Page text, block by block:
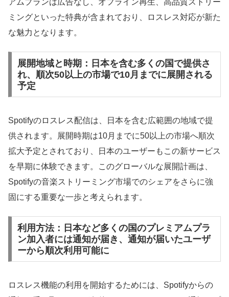
アムプランは広告なし、オフライン再生、高品質ストリー
ミングといった特典が含まれており、ロスレス対応が新た
な魅力となります。
展開地域と時期：日本を含む多くの国で提供さ
れ、順次50以上の市場で10月までに展開される
予定
Spotifyのロスレス配信は、日本を含む広範囲の地域で提
供されます。展開時期は10月までに50以上の市場へ順次
拡大予定とされており、日本のユーザーもこの新サービス
を早期に体験できます。このグローバルな展開計画は、
Spotifyの音楽ストリーミング市場でのシェアをさらに強
固にする重要な一歩と考えられます。
利用方法：日本など多くの国のプレミアムプラ
ン加入者には通知が届き、通知が届いたユーザ
ーから順次利用可能に
ロスレス機能の利用を開始するためには、Spotifyからの